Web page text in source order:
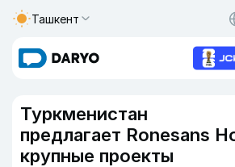
Ташкент
Туркменистан
предлагает Ronesans
крупные проекты